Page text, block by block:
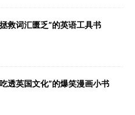
救词汇匮乏”的英语工具书
透英国文化”的爆笑漫画小书